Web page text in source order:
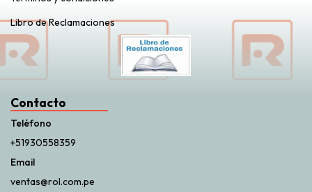
Libro de Reclamaciones
Contacto
Teléfono
+51930558359
Email
ventas@rol.com.pe